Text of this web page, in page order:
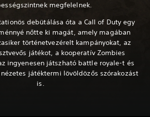
megfelelnek.
debütálása óta a Call of Duty egy
nőtte ki magát, amely magában
történetvezérelt kampányokat, az
játékot, a kooperatív Zombies
ingyenesen játszható battle royale-t és
játéktermi lövöldözős szórakozást
is.